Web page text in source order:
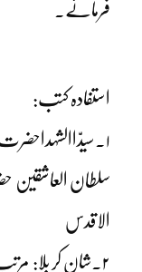
فرمائے۔
استفادہ کتب:
سلطان العاشقین
الاقدس
۲۔شانِ کر بلا: مرتب محمد الیاس عادل